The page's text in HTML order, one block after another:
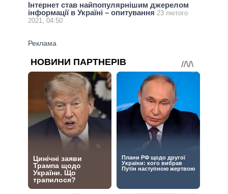
Інтернет став найпопулярнішим джерелом
інформації в Україні – опитування 23 лютого
2021, 04:50